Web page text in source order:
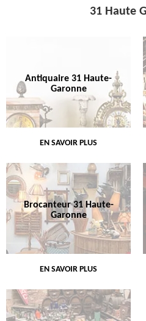
31 Haute
Antiquaire 31 Haute-
Garonne
EN SAVOIR PLUS
Brocanteur 31 Haute-
Garonne
EN SAVOIR PLUS